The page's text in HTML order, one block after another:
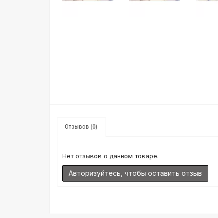
Отзывов (0)
Нет отзывов о данном товаре.
Авторизуйтесь, чтобы оставить отзыв